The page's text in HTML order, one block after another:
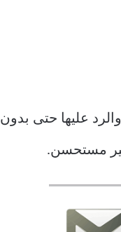
عليها حتى بدون